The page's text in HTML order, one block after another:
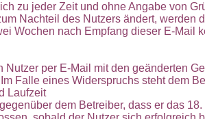
zu jeder Zeit und ohne Angabe von
Nachteil des Nutzers ändert,
Wochen nach Empfang dieser E-Mail
Nutzer per E-Mail mit den geänderten
Falle eines Widerspruchs steht dem
Laufzeit
dem Betreiber, dass er das